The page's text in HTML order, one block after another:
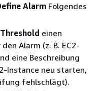
Alarm Folgendes
einen
Alarm (z. B. EC2-
eine Beschreibung
Instance neu starten,
fehlschlägt).